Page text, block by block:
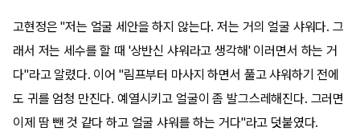
고현정은 "저는 얼굴 세안을 하지 않는다. 저는 거의 얼굴 샤워다. 그
래서 저는 세수를 할 때 '상반신 샤워라고 생각해' 이러면서 하는 거
다"라고 알렸다. 이어 "림프부터 마사지 하면서 풀고 샤워하기 전에
도 귀를 엄청 만진다. 예열시키고 얼굴이 좀 발그스레해진다. 그러면
이제 땀 뺀 것 같다 하고 얼굴 샤워를 하는 거다"라고 덧붙였다.